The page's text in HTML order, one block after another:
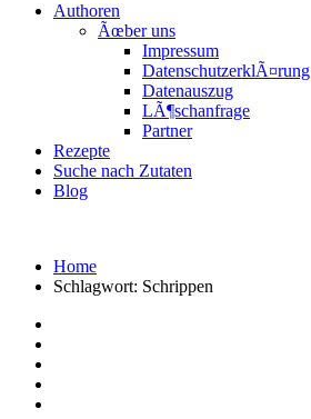
Authoren
Ãœber uns
Impressum
DatenschutzerklÃ¤rung
Datenauszug
LÃ¶schanfrage
Partner
Rezepte
Suche nach Zutaten
Blog
Home
Schlagwort: Schrippen